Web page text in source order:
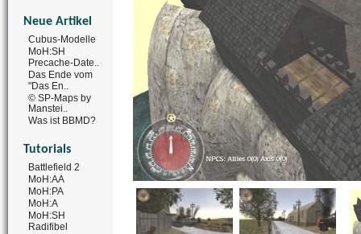
Neue Artikel
Cubus-Modelle
MoH:SH
Precache-Date..
Das Ende vom
"Das En..
© SP-Maps by
Manstei..
Was ist BBMD?
Tutorials
Battlefield 2
MoH:AA
MoH:PA
MoH:A
MoH:SH
Radifibel